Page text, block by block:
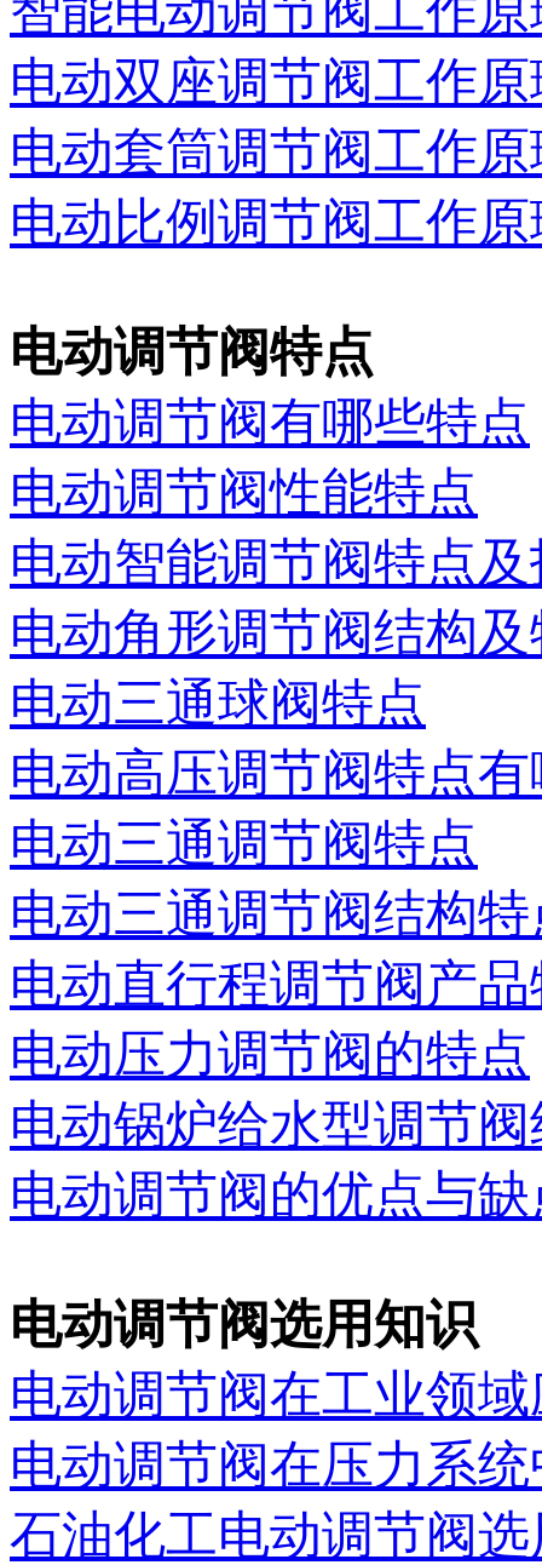
智能电动调节阀工作原
电动双座调节阀工作原
电动套筒调节阀工作原
电动比例调节阀工作原
电动调节阀特点
电动调节阀有哪些特点
电动调节阀性能特点
电动智能调节阀特点
电动角形调节阀结构
电动三通球阀特点
电动高压调节阀特点
电动三通调节阀特点
电动三通调节阀结构特
电动直行程调节阀产
电动压力调节阀的特点
电动锅炉给水型调节
电动调节阀的优点与缺
电动调节阀选用知识
电动调节阀在工业领
电动调节阀在压力系
石油化工电动调节阀